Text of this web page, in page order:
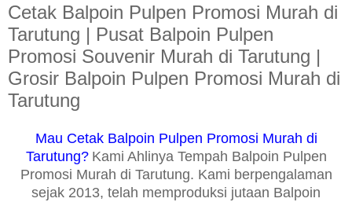
Cetak Balpoin Pulpen Promosi Murah di
Tarutung | Pusat Balpoin Pulpen
Promosi Souvenir Murah di Tarutung |
Grosir Balpoin Pulpen Promosi Murah di
Tarutung
Mau Cetak Balpoin Pulpen Promosi Murah di
Tarutung? Kami Ahlinya Tempah Balpoin Pulpen
Promosi Murah di Tarutung. Kami berpengalaman
sejak 2013, telah memproduksi jutaan Balpoin